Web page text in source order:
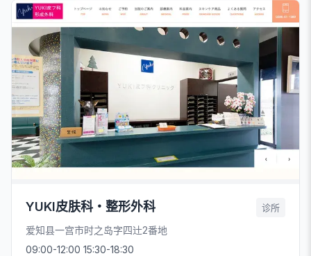
YUKI皮肤科・整形外科 诊所
爱知县一宫市时之岛字四辻2番地
09:00-12:00 15:30-18:30